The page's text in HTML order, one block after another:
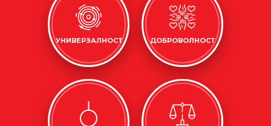
УНИВЕРЗАЛНОСТ ДОБРОВОЛНОСТ